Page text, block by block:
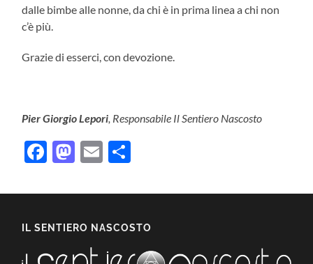
dalle bimbe alle nonne, da chi è in prima linea a chi non
c’è più.
Grazie di esserci, con devozione.
Pier Giorgio Lepori, Responsabile Il Sentiero Nascosto
Facebook
Mastodon
Email
IL SENTIERO NASCOSTO